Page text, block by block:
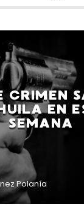
CRIMEN
EN
SEMANA
Polanía